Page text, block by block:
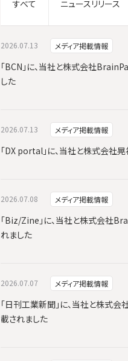
すべて ニュースリリース
2026.07.13 メディア掲載情報
「BCN」に、当社と株式会社
した
2026.07.13 メディア掲載情報
「DX portal」に、当社と株式会社
2026.07.08 メディア掲載情報
「Biz/Zine」に、当社と株式会社
れました
2026.07.07 メディア掲載情報
「日刊工業新聞」に、当社と株式
載されました